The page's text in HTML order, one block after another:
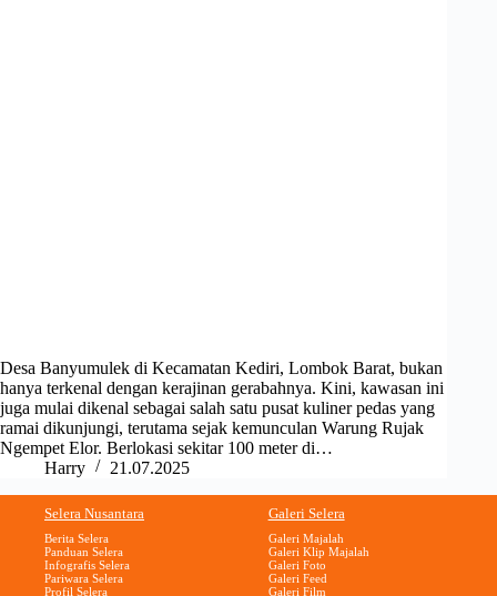
Desa Banyumulek di Kecamatan Kediri, Lombok Barat, bukan
hanya terkenal dengan kerajinan gerabahnya. Kini, kawasan ini
juga mulai dikenal sebagai salah satu pusat kuliner pedas yang
ramai dikunjungi, terutama sejak kemunculan Warung Rujak
Ngempet Elor. Berlokasi sekitar 100 meter di…
Harry
21.07.2025
Selera Nusantara
Berita Selera
Panduan Selera
Infografis Selera
Pariwara Selera
Profil Selera
Galeri Selera
Galeri Majalah
Galeri Klip Majalah
Galeri Foto
Galeri Feed
Galeri Film